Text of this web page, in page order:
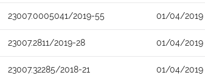
23007.0005041/2019-55 01/04/2019
23007.2811/2019-28 01/04/2019
23007.32285/2018-21 01/04/2019